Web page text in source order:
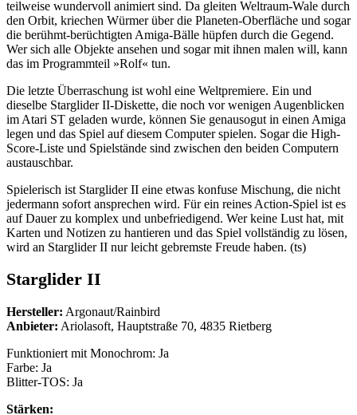
teilweise wundervoll animiert sind. Da gleiten Weltraum-Wale durch
den Orbit, kriechen Würmer über die Planeten-Oberfläche und sogar
die berühmt-berüchtigten Amiga-Bälle hüpfen durch die Gegend.
Wer sich alle Objekte ansehen und sogar mit ihnen malen will, kann
das im Programmteil »Rolf« tun.
Die letzte Überraschung ist wohl eine Weltpremiere. Ein und
dieselbe Starglider II-Diskette, die noch vor wenigen Augenblicken
im Atari ST geladen wurde, können Sie genausogut in einen Amiga
legen und das Spiel auf diesem Computer spielen. Sogar die High-
Score-Liste und Spielstände sind zwischen den beiden Computern
austauschbar.
Spielerisch ist Starglider II eine etwas konfuse Mischung, die nicht
jedermann sofort ansprechen wird. Für ein reines Action-Spiel ist es
auf Dauer zu komplex und unbefriedigend. Wer keine Lust hat, mit
Karten und Notizen zu hantieren und das Spiel vollständig zu lösen,
wird an Starglider II nur leicht gebremste Freude haben. (ts)
Starglider II
Hersteller: Argonaut/Rainbird
Anbieter: Ariolasoft, Hauptstraße 70, 4835 Rietberg
Funktioniert mit Monochrom: Ja
Farbe: Ja
Blitter-TOS: Ja
Stärken: